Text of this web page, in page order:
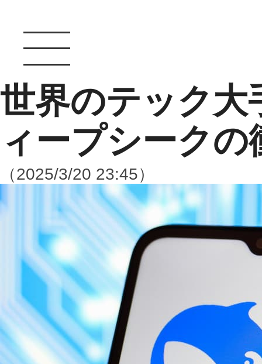
世界のテック大
ィープシーク
（2025/3/20 23:45）